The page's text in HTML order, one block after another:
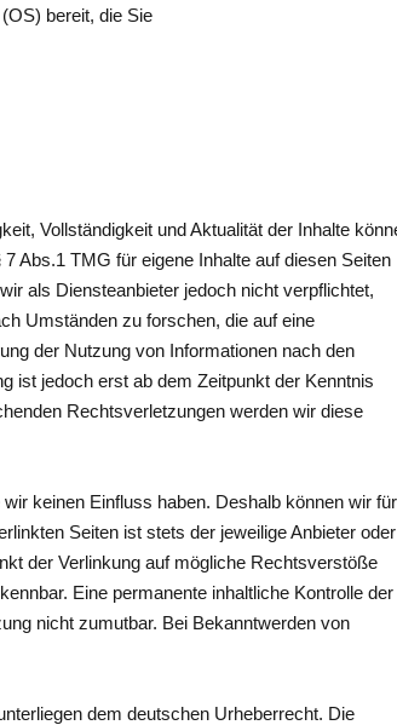
bereit, die Sie
Vollständigkeit und Aktualität der Inhalte
Abs.1 TMG für eigene Inhalte auf diesen Seiten
als Diensteanbieter jedoch nicht verpflichtet,
Umständen zu forschen, die auf eine
der Nutzung von Informationen nach den
ist jedoch erst ab dem Zeitpunkt der Kenntnis
Rechtsverletzungen werden wir diese
keinen Einfluss haben. Deshalb können wir für
Seiten ist stets der jeweilige Anbieter oder
der Verlinkung auf mögliche Rechtsverstöße
Eine permanente inhaltliche Kontrolle der
nicht zumutbar. Bei Bekanntwerden von
dem deutschen Urheberrecht. Die